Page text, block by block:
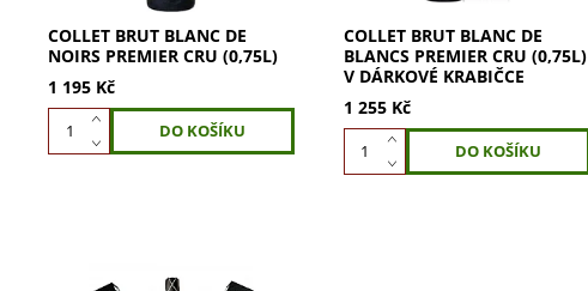
COLLET BRUT BLANC DE
NOIRS PREMIER CRU (0,75L)
1 195 Kč
COLLET BRUT BLANC DE
BLANCS PREMIER CRU (0,75L)
V DÁRKOVÉ KRABIČCE
1 255 Kč